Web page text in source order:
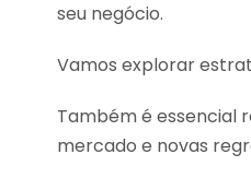
seu negócio.
Vamos explorar
Também é essencial
mercado e novas